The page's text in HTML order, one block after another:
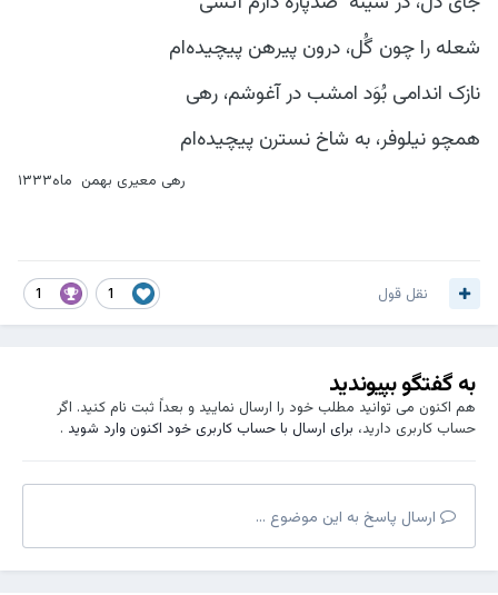
شعله را چون گُل، درون پیرهن پیچیده‌ام
نازک اندامی بُوَد امشب در آغوشم، رهی
همچو نیلوفر، به شاخ نسترن پیچیده‌ام
رهی معیری بهمن ماه۱۳۳۳
نقل قول
به گفتگو بپیوندید
هم اکنون می توانید مطلب خود را ارسال نمایید و بعداً ثبت نام کنید. اگر
حساب کاربری دارید، برای ارسال با حساب کاربری خود اکنون وارد شوید.
ارسال پاسخ به این موضوع ...